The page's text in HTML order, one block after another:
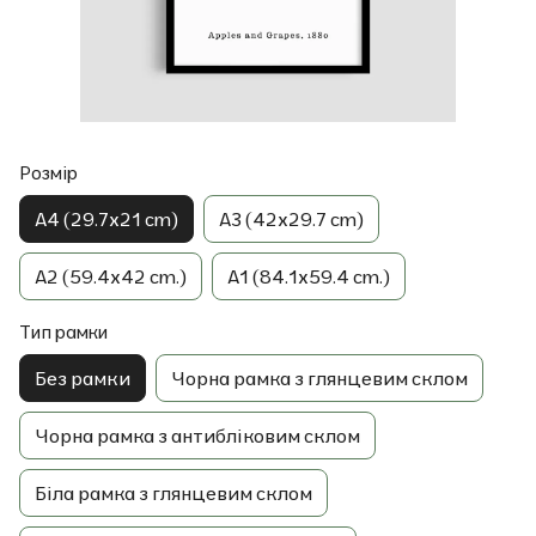
Розмір
A4 (29.7x21 cm) A3 (42x29.7 cm)
A2 (59.4x42 cm.) A1 (84.1x59.4 cm.)
Тип рамки
Без рамки Чорна рамка з глянцевим склом
Чорна рамка з антибліковим склом
Біла рамка з глянцевим склом